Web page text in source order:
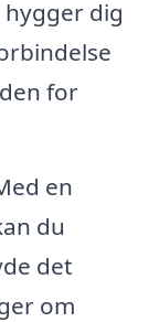
dig
for
en
du
det
om